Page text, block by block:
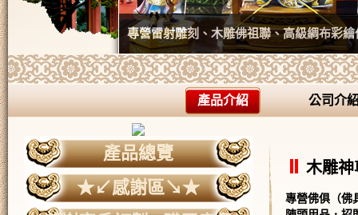
專營雷射雕刻、木雕佛祖聯、高級綢布彩
產品介紹 公司介
產品總覽
★↙感謝區↘★
木雕神
專營佛俱（佛